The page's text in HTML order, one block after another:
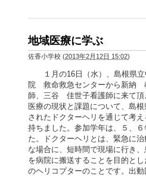
地域医療に学ぶ
佐香小学校 (2013年2月12日 15:02)
１月の16日（水）、島根県立
院 救命救急センターから新納
師、三谷 佳世子看護師に来て頂
医療の現状と課題について、島根
されたドクターヘリを通じて考え
持ちました。参加学年は、５、６
た。ドクターヘリとは、緊急に
な場合に、短時間で現場に行き、
を病院に搬送することを目的とし
のヘリコプターのことです。出動